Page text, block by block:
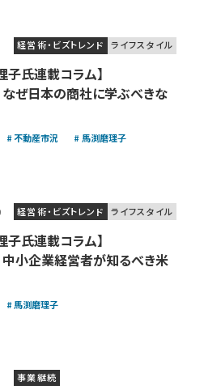
経営術・ビズトレンド ライフスタイル
子氏連載コラム】
ぜ日本の商社に学ぶべきな
不動産市況 馬渕磨理子
経営術・ビズトレンド ライフスタイル
子氏連載コラム】
小企業経営者が知るべき米
馬渕磨理子
事業継続